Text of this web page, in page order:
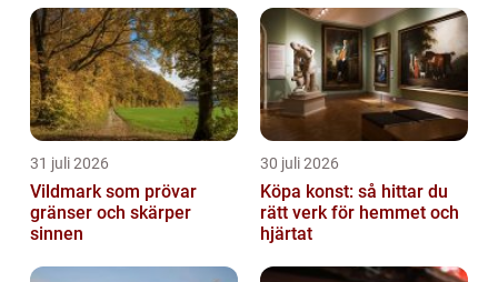
31 juli 2026
Vildmark som prövar
gränser och skärper
sinnen
30 juli 2026
Köpa konst: så hittar du
rätt verk för hemmet och
hjärtat